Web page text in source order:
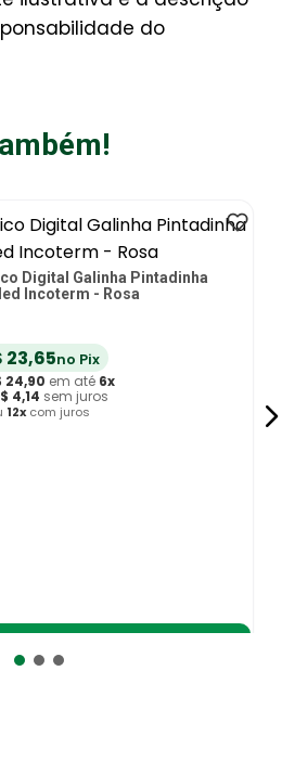
do
Digital Galinha Pintadinha
Incoterm - Rosa
23,65no Pix
24,90 em até 6x
4,14 sem juros
12x com juros